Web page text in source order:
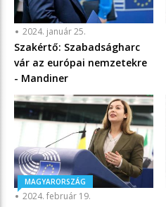
2024. január 25.
Szakértő: Szabadságharc
vár az európai nemzetekre
- Mandiner
MAGYARORSZÁG
2024. február 19.